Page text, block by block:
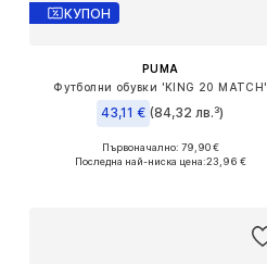
КУПОН
PUMA
Футболни обувки 'KING 20 MATCH'
43,11 € (84,32 лв.³)
Предлага се в много размери
Първоначално: 79,90 €
Последна най-ниска цена:23,96 €